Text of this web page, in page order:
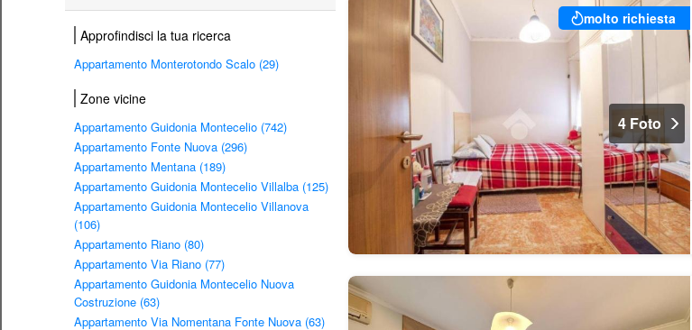
Approfindisci la tua ricerca
Appartamento Monterotondo Scalo (29)
Zone vicine
Appartamento Guidonia Montecelio (742)
Appartamento Fonte Nuova (296)
Appartamento Mentana (189)
Appartamento Guidonia Montecelio Villalba (125)
Appartamento Guidonia Montecelio Villanova
(106)
Appartamento Riano (80)
Appartamento Via Riano (77)
Appartamento Guidonia Montecelio Nuova
Costruzione (63)
Appartamento Via Nomentana Fonte Nuova (63)
molto richiesta
4 Foto